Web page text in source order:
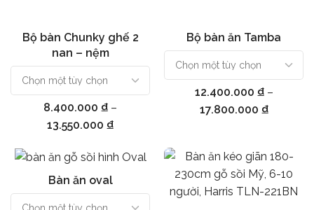
Chọn
Bộ bàn Chunky ghế 2
nan – nệm
8.400.000 ₫ –
13.550.000 ₫
Chọn
Bộ bàn ăn Tamba
12.400.000 ₫ –
17.800.000 ₫
Chọn
Bàn ăn oval